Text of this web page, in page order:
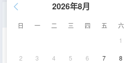
2026年8月
日 一 二 三 四 五
六
1
2 3 4 5 6 7 8